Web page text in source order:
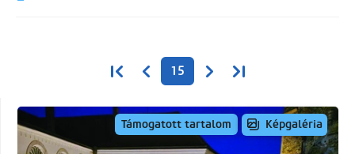
Első oldalElőző oldal
15 Következő oldal
Utolsó oldal
Támogatott tartalom Képgaléria